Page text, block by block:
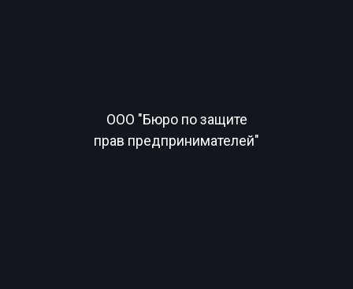
ООО "Бюро по защите
прав предпринимателей"